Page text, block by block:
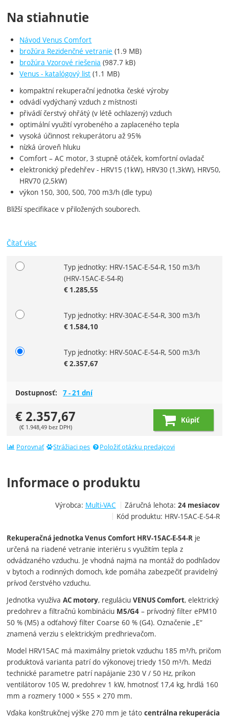
Na stiahnutie
Návod Venus Comfort
brožúra Rezidenčné vetranie (1.9 MB)
brožúra Vzorové riešenia (987.7 kB)
Venus - katalógový list (1.1 MB)
kompaktní rekuperační jednotka české výroby
odvádí vydýchaný vzduch z místnosti
přivádí čerstvý ohřátý (v létě ochlazený) vzduch
optimální využití vyrobeného a zaplaceného tepla
vysoká účinnost rekuperátoru až 95%
nízká úroveň hluku
Comfort – AC motor, 3 stupně otáček, komfortní ovladač
elektronický předehřev - HRV15 (1kW), HRV30 (1,3kW), HRV50,
HRV70 (2,5kW)
výkon 150, 300, 500, 700 m3/h (dle typu)
Bližší specifikace v přiložených souborech.
Čítať viac
Zvoľte variantTyp jednotky: HRV-15AC-E-54-R, 150 m3/h
(HRV-15AC-E-54-R)
€ 1.285,55
Typ jednotky: HRV-30AC-E-54-R, 300 m3/h
€ 1.584,10
Typ jednotky: HRV-50AC-E-54-R, 500 m3/h
€2.357,67
Dostupnosť: 7 - 21 dní
€ 2.357,67
(€1.948,49 bez DPH)
Kúpiť
Porovnať Strážiaci pes Položiť otázku predajcovi
Informace o produktu
Výrobca: Multi-VAC Záručná lehota: 24 mesiacov
Kód produktu: HRV-15AC-E-54-R
Rekuperačná jednotka Venus Comfort HRV-15AC-E-54-R je
určená na riadené vetranie interiéru s využitím tepla z
odvádzaného vzduchu. Je vhodná najmä na montáž do podhľadov
v bytoch a rodinných domoch, kde pomáha zabezpečiť pravidelný
prívod čerstvého vzduchu.
Jednotka využívaAC motory, reguláciuVENUS Comfort, elektrický
predohrev a filtračnú kombináciu M5/G4 – prívodný filter ePM10
50 % (M5) a odťahový filter Coarse 60 % (G4). Označenie „E“
znamená verziu s elektrickým predhrievačom.
Model HRV15AC má maximálny prietok vzduchu 185 m³/h, pričom
produktová varianta patrí do výkonovej triedy 150 m³/h. Medzi
technické parametre patrí napájanie 230 V / 50 Hz, príkon
ventilátorov 105 W, predohrev 1 kW, hmotnosť 17,4 kg, hrdlá 160
mm a rozmery 1000 × 555 × 270 mm.
Vďaka konštrukčnej výške 270 mm je tátocentrálna rekuperácia